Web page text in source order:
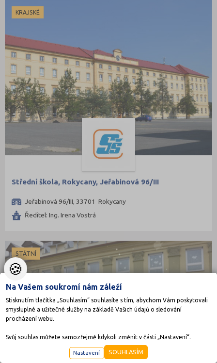
KRAJSKÉ
Střední škola, Rokycany, Jeřabinová 96/III
Jeřabinová 96/III, 33701 Rokycany
Ředitel: Ing. Irena Vostrá
STÁTNÍ
🍪
Na Vašem soukromí nám záleží
Stisknutím tlačítka „Souhlasím“ souhlasíte s tím, abychom Vám poskytovali
smysluplné a užitečné služby na základě Vašich údajů o sledování
procházení webu.
Svůj souhlas můžete samozřejmě kdykoli změnit v části „Nastavení“.
Nastavení SOUHLASÍM